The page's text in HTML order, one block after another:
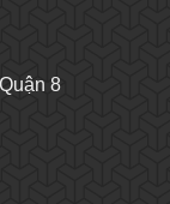
8